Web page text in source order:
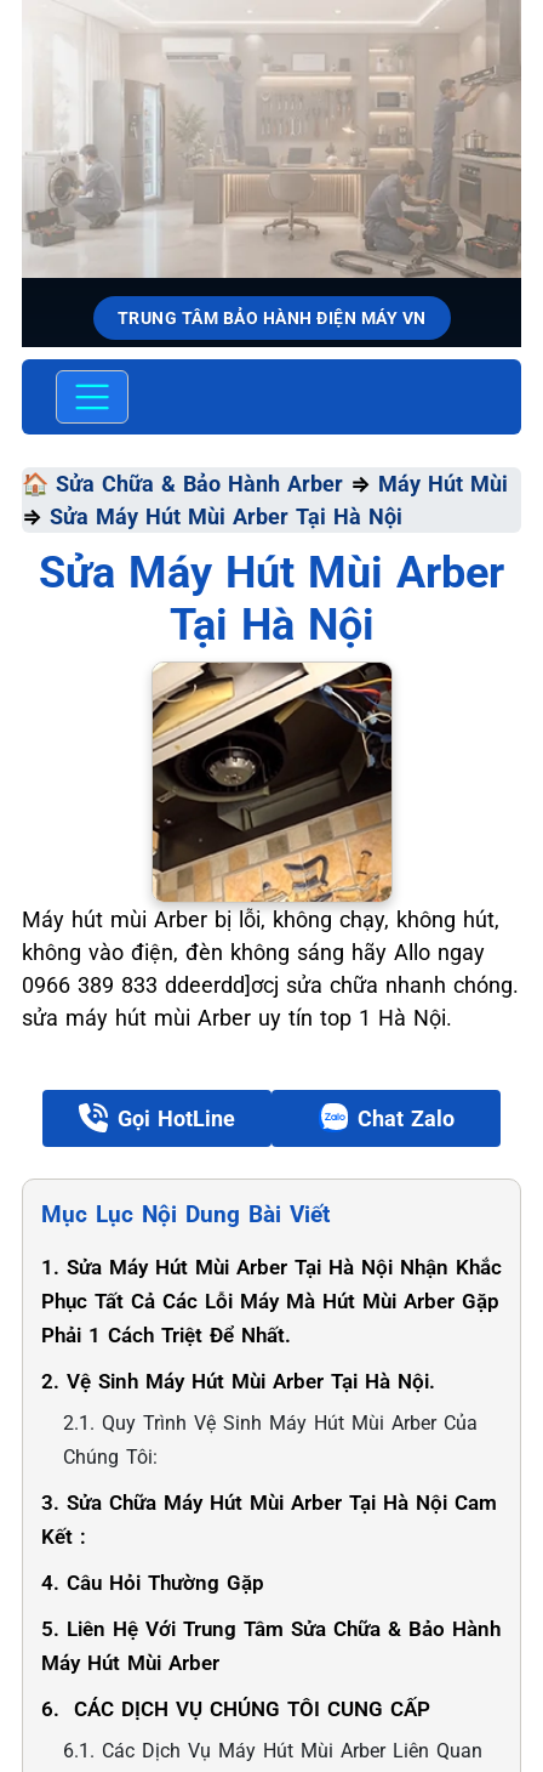
TRUNG TÂM BẢO HÀNH ĐIỆN MÁY VN
SỬA CHỮA & BẢO HÀNH
Đa
📞 09.663.898.33
🏠 Sửa Chữa & Bảo Hành Arber ⇒ Máy Hút Mùi
⇒ Sửa Máy Hút Mùi Arber Tại Hà Nội
Sửa Máy Hút Mùi Arber
Tại Hà Nội
Máy hút mùi Arber bị lỗi, không chạy, không hút,
không vào điện, đèn không sáng hãy Allo ngay
0966 389 833 ddeerdd]ơcj sửa chữa nhanh chóng.
sửa máy hút mùi Arber uy tín top 1 Hà Nội.
Gọi HotLine Chat Zalo
Mục Lục Nội Dung Bài Viết
1. Sửa Máy Hút Mùi Arber Tại Hà Nội Nhận Khắc
Phục Tất Cả Các Lỗi Máy Mà Hút Mùi Arber Gặp
Phải 1 Cách Triệt Để Nhất.
2. Vệ Sinh Máy Hút Mùi Arber Tại Hà Nội.
2.1. Quy Trình Vệ Sinh Máy Hút Mùi Arber Của
Chúng Tôi:
3. Sửa Chữa Máy Hút Mùi Arber Tại Hà Nội Cam
Kết :
4. Câu Hỏi Thường Gặp
5. Liên Hệ Với Trung Tâm Sửa Chữa & Bảo Hành
Máy Hút Mùi Arber
6. ️ CÁC DỊCH VỤ CHÚNG TÔI CUNG CẤP
6.1. Các Dịch Vụ Máy Hút Mùi Arber Liên Quan